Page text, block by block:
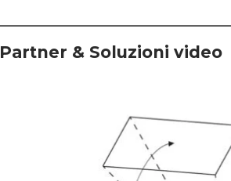
Partner & Soluzioni video